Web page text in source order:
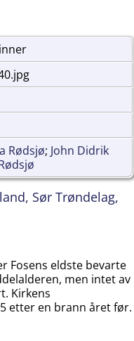
Rødsjø; John Didrik
Sør Trøndelag,
Fosens eldste bevarte
men intet av
Kirkens
etter en brann året før.